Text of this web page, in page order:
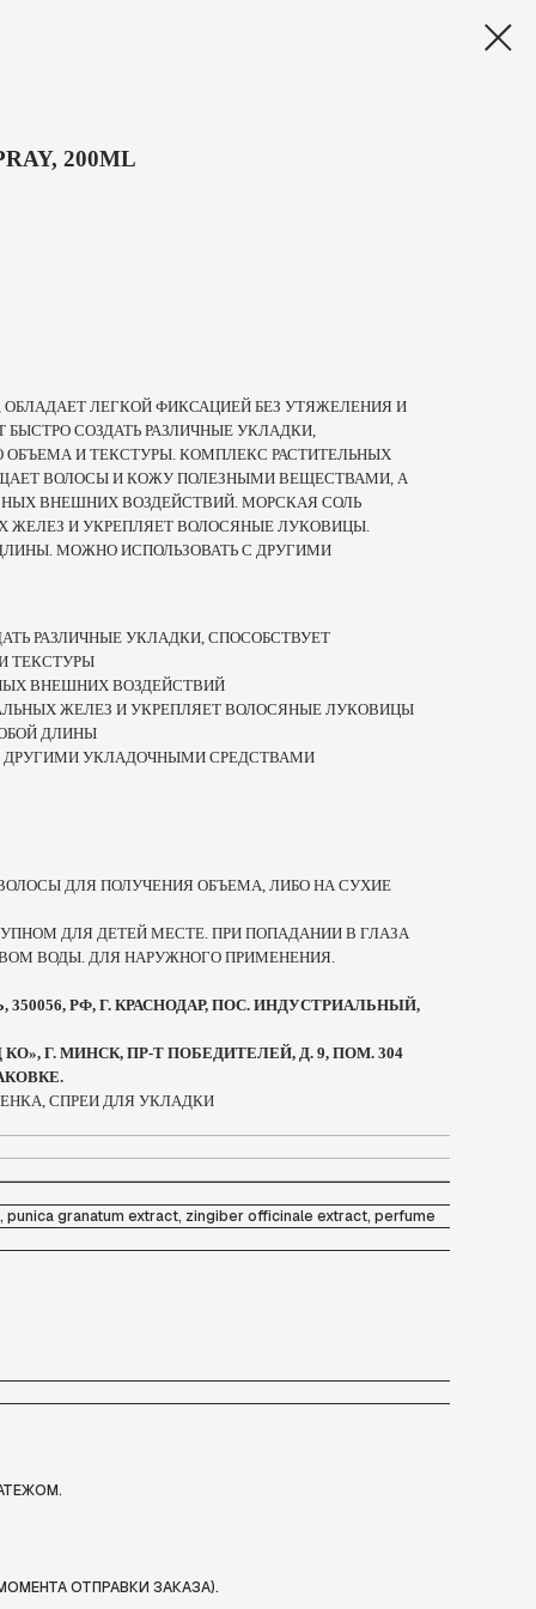
200ML
ЛЕГКОЙ ФИКСАЦИЕЙ БЕЗ УТЯЖЕЛЕНИЯ И
СОЗДАТЬ РАЗЛИЧНЫЕ УКЛАДКИ,
И ТЕКСТУРЫ. КОМПЛЕКС РАСТИТЕЛЬНЫХ
ВОЛОСЫ И КОЖУ ПОЛЕЗНЫМИ ВЕЩЕСТВАМИ, А
ВНЕШНИХ ВОЗДЕЙСТВИЙ. МОРСКАЯ СОЛЬ
ЖЕЛЕЗ И УКРЕПЛЯЕТ ВОЛОСЯНЫЕ ЛУКОВИЦЫ.
МОЖНО ИСПОЛЬЗОВАТЬ С ДРУГИМИ
РАЗЛИЧНЫЕ УКЛАДКИ, СПОСОБСТВУЕТ
ТЕКСТУРЫ
ВНЕШНИХ ВОЗДЕЙСТВИЙ
ЖЕЛЕЗ И УКРЕПЛЯЕТ ВОЛОСЯНЫЕ ЛУКОВИЦЫ
ДЛИНЫ
ДРУГИМИ УКЛАДОЧНЫМИ СРЕДСТВАМИ
ДЛЯ ПОЛУЧЕНИЯ ОБЪЕМА, ЛИБО НА СУХИЕ
ДЛЯ ДЕТЕЙ МЕСТЕ. ПРИ ПОПАДАНИИ В ГЛАЗА
ВОДЫ. ДЛЯ НАРУЖНОГО ПРИМЕНЕНИЯ.
РФ, Г. КРАСНОДАР, ПОС. ИНДУСТРИАЛЬНЫЙ,
Г. МИНСК, ПР-Т ПОБЕДИТЕЛЕЙ, Д. 9, ПОМ. 304
СПРЕИ ДЛЯ УКЛАДКИ
granatum extract, zingiber officinale extract, perfume
ОТПРАВКИ ЗАКАЗА).